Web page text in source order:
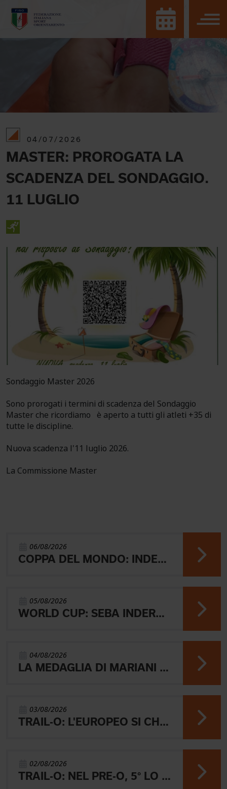
06/08/2026
COPPA DEL MONDO: INDERST 45° VINCONO AEBERSOLD E SVENSK
05/08/2026
WORLD CUP: SEBA INDERST ACCEDE ALLA FINALE A
04/08/2026
LA MEDAGLIA DI MARIANI E QUEL RICORDO CHE NON SVANISCE.
03/08/2026
TRAIL-O: L'EUROPEO SI CHIUDE CON L'ARGENTO JUNIOR, IL 4° PARALIMPICO E 5° OPEN
02/08/2026
TRAIL-O: NEL PRE-O, 5° LO JUNIOR LAMBERTINI E AARON GAIO 8°. NEI PARALIMPICI 20° GALVAN
04/07/2026
MASTER: PROROGATA LA
SCADENZA DEL SONDAGGIO.
11 LUGLIO
Sondaggio Master 2026
Sono prorogati i termini di scadenza del Sondaggio
Master che ricordiamo è aperto a tutti gli atleti +35 di
tutte le discipline.
Nuova scadenza l'11 luglio 2026.
La Commissione Master